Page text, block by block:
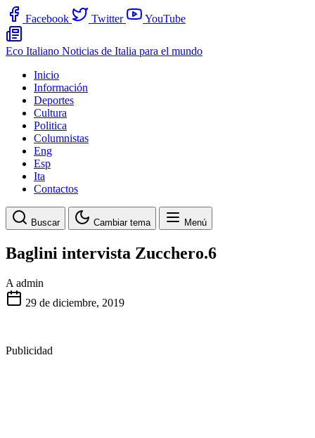
Facebook Twitter YouTube
Eco Italiano Noticias de Italia para el mundo
Inicio
Información
Deportes
Cultura
Politica
Columnistas
Eng
Esp
Ita
Contactos
Buscar Cambiar tema Menú
Baglini intervista Zucchero.6
A admin
29 de diciembre, 2019
Publicidad